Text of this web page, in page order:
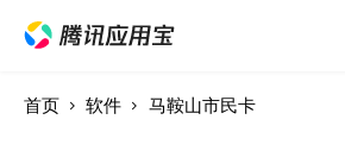
首页 软件 马鞍山市民卡